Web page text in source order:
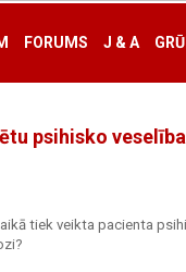
FORUMS J & A
psihisko
tiek veikta pacienta